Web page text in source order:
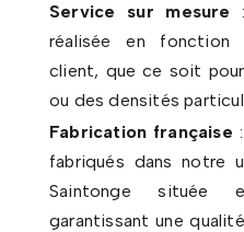
Service sur mesure
réalisée en fonction
client, que ce soit
ou des densités
Fabrication française
fabriqués dans notre
Saintonge située
garantissant une